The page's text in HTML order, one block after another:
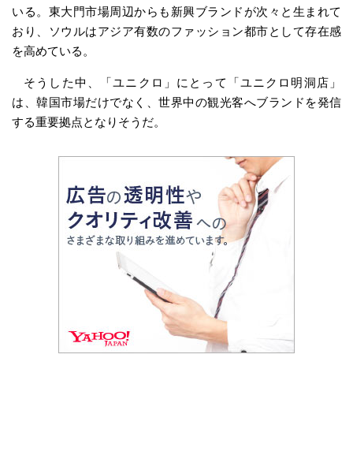
いる。東大門市場周辺からも新興ブランドが次々と生まれて
おり、ソウルはアジア有数のファッション都市として存在感
を高めている。
そうした中、「ユニクロ」にとって「ユニクロ明洞店」
は、韓国市場だけでなく、世界中の観光客へブランドを発信
する重要拠点となりそうだ。